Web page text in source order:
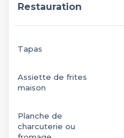
Restauration
Tapas
Assiette de frites
maison
Planche de
charcuterie ou